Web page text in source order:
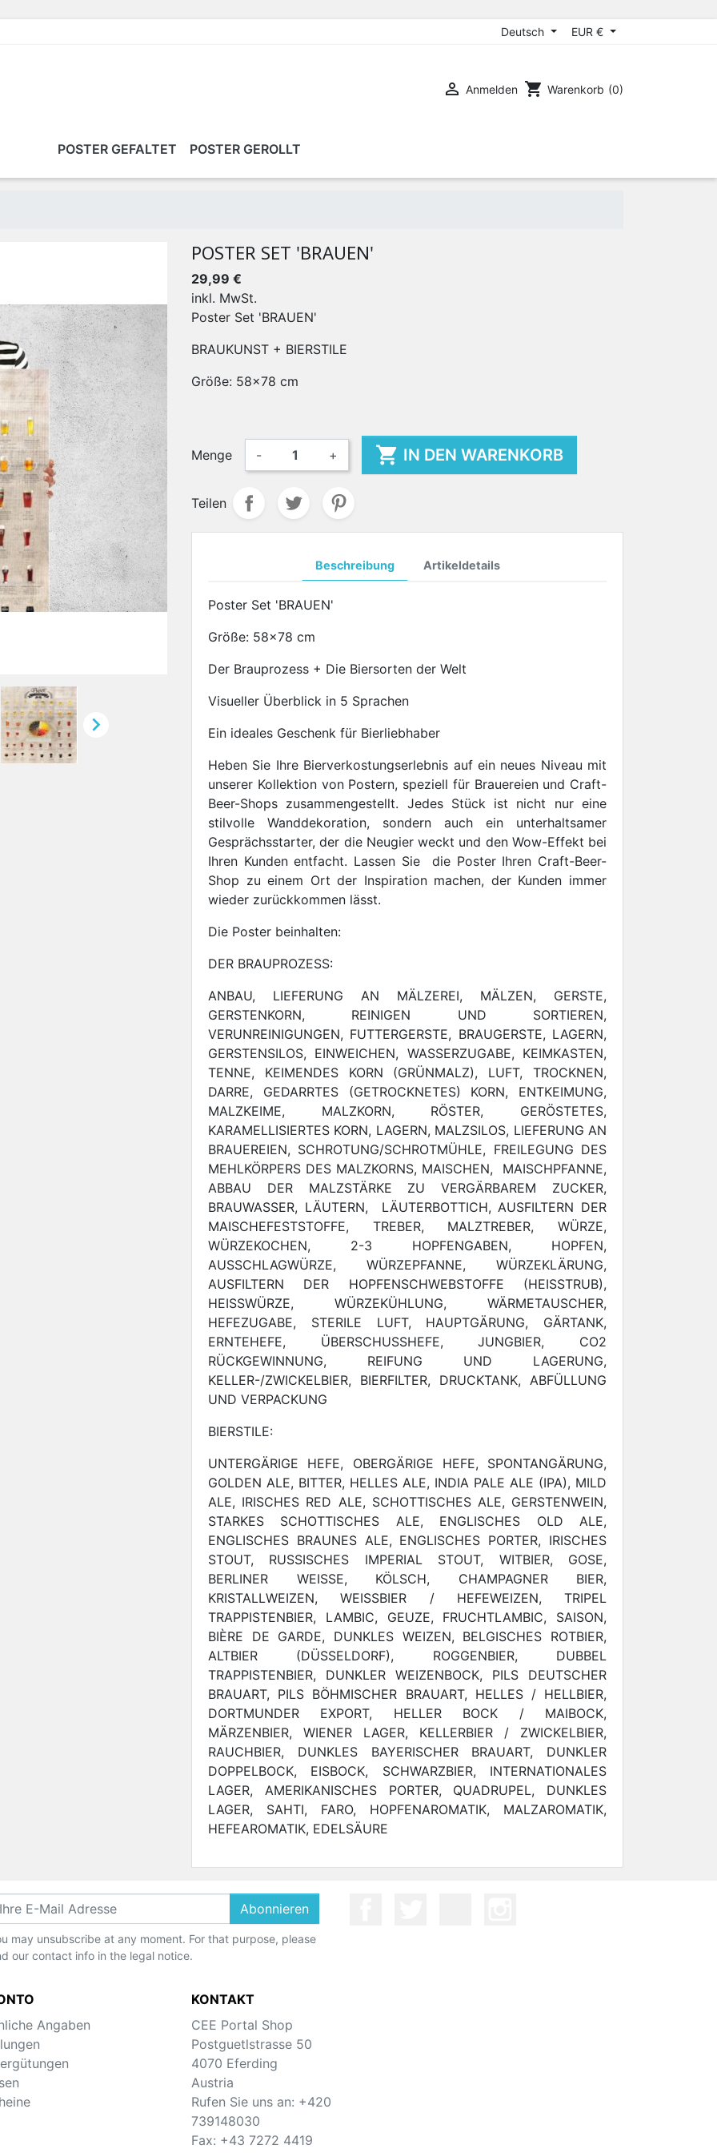
Deutsch EUR €
 Anmelden shopping_cart Warenkorb (0)
POSTER GEFALTET POSTER GEROLLT

POSTER SET 'BRAUEN'
29,99 €
inkl. MwSt.
Poster Set 'BRAUEN'
BRAUKUNST + BIERSTILE
Größe: 58x78 cm
Menge - +  IN DEN WARENKORB
Teilen
Beschreibung Artikeldetails
Poster Set 'BRAUEN'
Größe: 58x78 cm
Der Brauprozess + Die Biersorten der Welt
Visueller Überblick in 5 Sprachen
Ein ideales Geschenk für Bierliebhaber
Heben Sie Ihre Bierverkostungserlebnis auf ein neues Niveau mit
unserer Kollektion von Postern, speziell für Brauereien und Craft-
Beer-Shops zusammengestellt. Jedes Stück ist nicht nur eine
stilvolle Wanddekoration, sondern auch ein unterhaltsamer
Gesprächsstarter, der die Neugier weckt und den Wow-Effekt bei
Ihren Kunden entfacht. Lassen Sie die Poster Ihren Craft-Beer-
Shop zu einem Ort der Inspiration machen, der Kunden immer
wieder zurückkommen lässt.
Die Poster beinhalten:
DER BRAUPROZESS:
ANBAU, LIEFERUNG AN MÄLZEREI, MÄLZEN, GERSTE,
GERSTENKORN, REINIGEN UND SORTIEREN,
VERUNREINIGUNGEN, FUTTERGERSTE, BRAUGERSTE, LAGERN,
GERSTENSILOS, EINWEICHEN, WASSERZUGABE, KEIMKASTEN,
TENNE, KEIMENDES KORN (GRÜNMALZ), LUFT, TROCKNEN,
DARRE, GEDARRTES (GETROCKNETES) KORN, ENTKEIMUNG,
MALZKEIME, MALZKORN, RÖSTER, GERÖSTETES,
KARAMELLISIERTES KORN, LAGERN, MALZSILOS, LIEFERUNG AN
BRAUEREIEN, SCHROTUNG/SCHROTMÜHLE, FREILEGUNG DES
MEHLKÖRPERS DES MALZKORNS, MAISCHEN, MAISCHPFANNE,
ABBAU DER MALZSTÄRKE ZU VERGÄRBAREM ZUCKER,
BRAUWASSER, LÄUTERN, LÄUTERBOTTICH, AUSFILTERN DER
MAISCHEFESTSTOFFE, TREBER, MALZTREBER, WÜRZE,
WÜRZEKOCHEN, 2-3 HOPFENGABEN, HOPFEN,
AUSSCHLAGWÜRZE, WÜRZEPFANNE, WÜRZEKLÄRUNG,
AUSFILTERN DER HOPFENSCHWEBSTOFFE (HEISSTRUB),
HEISSWÜRZE, WÜRZEKÜHLUNG, WÄRMETAUSCHER,
HEFEZUGABE, STERILE LUFT, HAUPTGÄRUNG, GÄRTANK,
ERNTEHEFE, ÜBERSCHUSSHEFE, JUNGBIER, CO2
RÜCKGEWINNUNG, REIFUNG UND LAGERUNG,
KELLER-/ZWICKELBIER, BIERFILTER, DRUCKTANK, ABFÜLLUNG
UND VERPACKUNG
BIERSTILE:
UNTERGÄRIGE HEFE, OBERGÄRIGE HEFE, SPONTANGÄRUNG,
GOLDEN ALE, BITTER, HELLES ALE, INDIA PALE ALE (IPA), MILD
ALE, IRISCHES RED ALE, SCHOTTISCHES ALE, GERSTENWEIN,
STARKES SCHOTTISCHES ALE, ENGLISCHES OLD ALE,
ENGLISCHES BRAUNES ALE, ENGLISCHES PORTER, IRISCHES
STOUT, RUSSISCHES IMPERIAL STOUT, WITBIER, GOSE,
BERLINER WEISSE, KÖLSCH, CHAMPAGNER BIER,
KRISTALLWEIZEN, WEISSBIER / HEFEWEIZEN, TRIPEL
TRAPPISTENBIER, LAMBIC, GEUZE, FRUCHTLAMBIC, SAISON,
BIÈRE DE GARDE, DUNKLES WEIZEN, BELGISCHES ROTBIER,
ALTBIER (DÜSSELDORF), ROGGENBIER, DUBBEL
TRAPPISTENBIER, DUNKLER WEIZENBOCK, PILS DEUTSCHER
BRAUART, PILS BÖHMISCHER BRAUART, HELLES / HELLBIER,
DORTMUNDER EXPORT, HELLER BOCK / MAIBOCK,
MÄRZENBIER, WIENER LAGER, KELLERBIER / ZWICKELBIER,
RAUCHBIER, DUNKLES BAYERISCHER BRAUART, DUNKLER
DOPPELBOCK, EISBOCK, SCHWARZBIER, INTERNATIONALES
LAGER, AMERIKANISCHES PORTER, QUADRUPEL, DUNKLES
LAGER, SAHTI, FARO, HOPFENAROMATIK, MALZAROMATIK,
HEFEAROMATIK, EDELSÄURE
Abonnieren
may unsubscribe at any moment. For that purpose, please
our contact info in the legal notice.
Angaben
KONTAKT
CEE Portal Shop
Postguetlstrasse 50
4070 Eferding
Austria
Rufen Sie uns an: +420
739148030
Fax: +43 7272 4419